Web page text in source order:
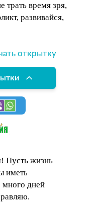
трать время зря,
развивайся,
открытку
Пусть жизнь
иметь
много дней